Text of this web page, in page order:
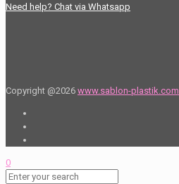
Need help? Chat via Whatsapp
Copyright @2026 www.sablon-plastik.com
0